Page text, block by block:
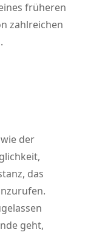
früheren
zahlreichen
der
das
geht,